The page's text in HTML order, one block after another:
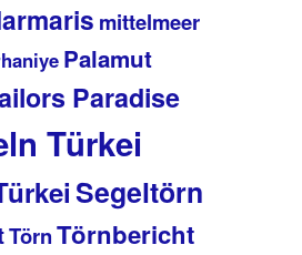
mittelmeer
Palamut
Paradise
Türkei
Segeltörn
TörnTörnbericht